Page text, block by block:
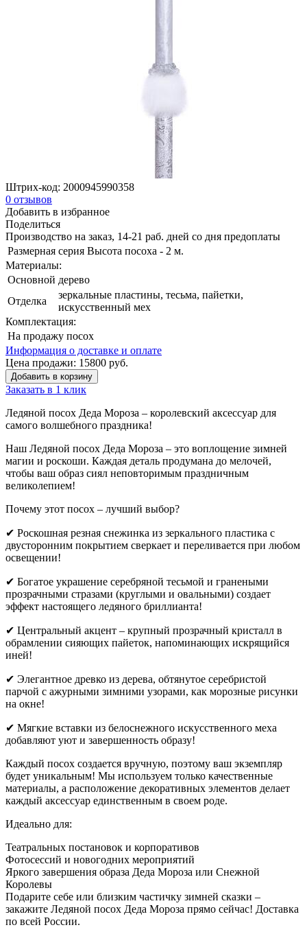
Штрих-код: 2000945990358
0 отзывов
Добавить в избранное
Поделиться
Производство на заказ, 14-21 раб. дней со дня предоплаты
Размерная серия Высота посоха - 2 м.
Материалы:
Основной дерево
Отделка
зеркальные пластины, тесьма, пайетки,
искусственный мех
Комплектация:
На продажу посох
Информация о доставке и оплате
Цена продажи: 15800 руб.
Добавить в корзину
Заказать в 1 клик
Ледяной посох Деда Мороза – королевский аксессуар для
самого волшебного праздника!
Наш Ледяной посох Деда Мороза – это воплощение зимней
магии и роскоши. Каждая деталь продумана до мелочей,
чтобы ваш образ сиял неповторимым праздничным
великолепием!
Почему этот посох – лучший выбор?
✔ Роскошная резная снежинка из зеркального пластика с
двусторонним покрытием сверкает и переливается при любом
освещении!
✔ Богатое украшение серебряной тесьмой и гранеными
прозрачными стразами (круглыми и овальными) создает
эффект настоящего ледяного бриллианта!
✔ Центральный акцент – крупный прозрачный кристалл в
обрамлении сияющих пайеток, напоминающих искрящийся
иней!
✔ Элегантное древко из дерева, обтянутое серебристой
парчой с ажурными зимними узорами, как морозные рисунки
на окне!
✔ Мягкие вставки из белоснежного искусственного меха
добавляют уют и завершенность образу!
Каждый посох создается вручную, поэтому ваш экземпляр
будет уникальным! Мы используем только качественные
материалы, а расположение декоративных элементов делает
каждый аксессуар единственным в своем роде.
Идеально для:
Театральных постановок и корпоративов
Фотосессий и новогодних мероприятий
Яркого завершения образа Деда Мороза или Снежной
Королевы
Подарите себе или близким частичку зимней сказки –
закажите Ледяной посох Деда Мороза прямо сейчас! Доставка
по всей России.